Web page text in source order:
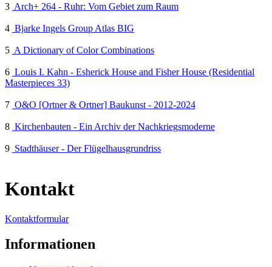
3 Arch+ 264 - Ruhr: Vom Gebiet zum Raum
4 Bjarke Ingels Group Atlas BIG
5 A Dictionary of Color Combinations
6 Louis I. Kahn - Esherick House and Fisher House (Residential
Masterpieces 33)
7 O&O [Ortner & Ortner] Baukunst - 2012-2024
8 Kirchenbauten - Ein Archiv der Nachkriegsmoderne
9 Stadthäuser - Der Flügelhausgrundriss
Kontakt
Kontaktformular
Informationen